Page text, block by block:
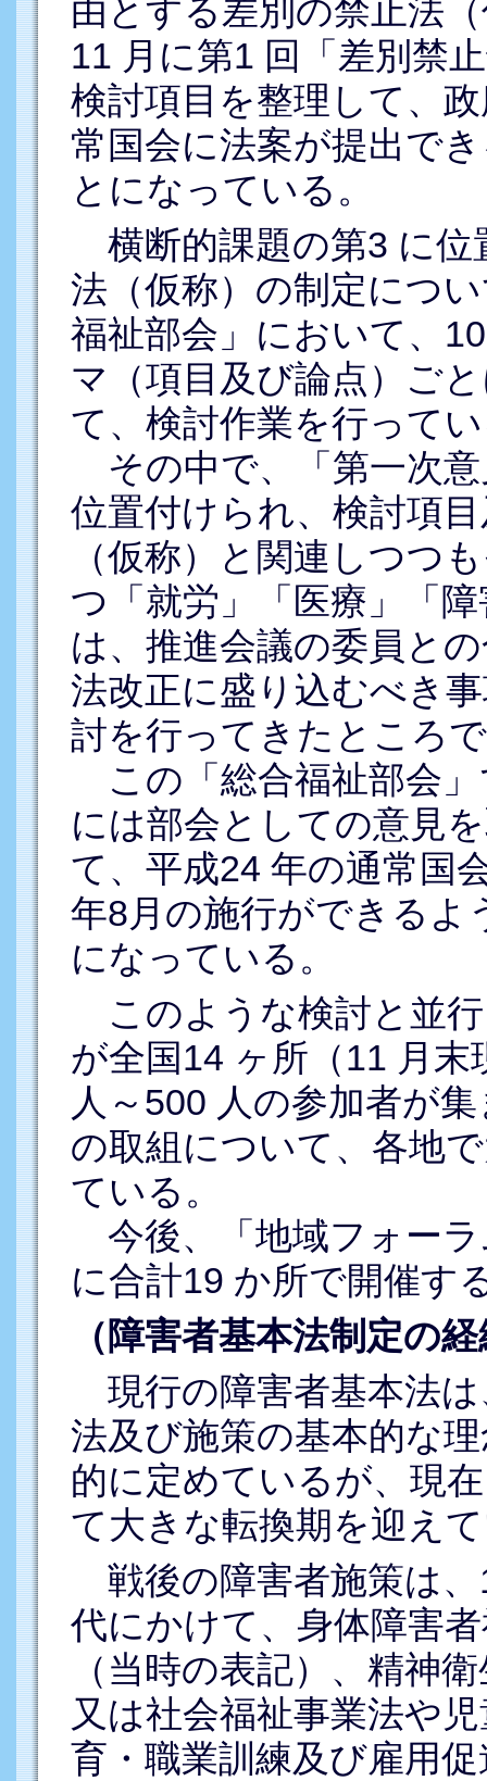
由とする差別の禁止法
11 月に第1 回「差別禁
検討項目を整理して、
常国会に法案が提出で
とになっている。
横断的課題の第3 に位
法（仮称）の制定につ
福祉部会」において、
マ（項目及び論点）ご
て、検討作業を行って
その中で、「第一次
位置付けられ、検討項
（仮称）と関連しつつ
つ「就労」「医療」「
は、推進会議の委員と
法改正に盛り込むべき
討を行ってきたところ
この「総合福祉部会」
には部会としての意見
て、平成24 年の通常国
年8月の施行ができるよ
になっている。
このような検討と並
が全国14 ヶ所（11 月
人～500 人の参加者が
の取組について、各地
ている。
今後、「地域フォー
に合計19 か所で開催す
（障害者基本法制定の
現行の障害者基本法は
法及び施策の基本的な
的に定めているが、現
て大きな転換期を迎え
戦後の障害者施策は
代にかけて、身体障害
（当時の表記）、精神
又は社会福祉事業法や
育・職業訓練及び雇用